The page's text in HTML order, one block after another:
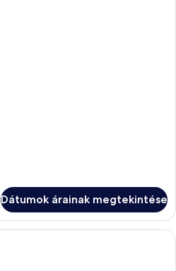
Dátumok árainak megtekintése